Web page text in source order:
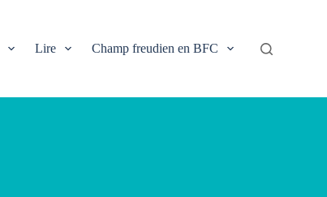
Lire Champ freudien en BFC